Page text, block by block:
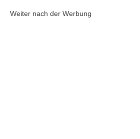
Weiter nach der Werbung